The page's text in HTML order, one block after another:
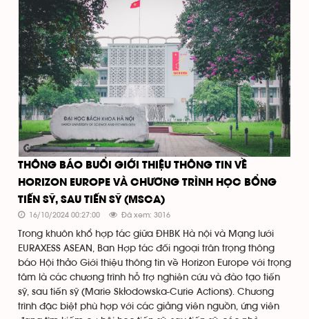
THÔNG BÁO BUỔI GIỚI THIỆU THÔNG TIN VỀ
HORIZON EUROPE VÀ CHƯƠNG TRÌNH HỌC BỔNG
TIẾN SỸ, SAU TIẾN SỸ (MSCA)
16/10/2024 00:27:00 Đã xem: 3016
Trong khuôn khổ hợp tác giữa ĐHBK Hà nội và Mạng lưới
EURAXESS ASEAN, Ban Hợp tác đối ngoại trân trọng thông
báo Hội thảo Giới thiệu thông tin về Horizon Europe với trọng
tâm là các chương trình hỗ trợ nghiên cứu và đào tạo tiến
sỹ, sau tiến sỹ (Marie Skłodowska-Curie Actions). Chương
trình đặc biệt phù hợp với các giảng viên nguồn, ứng viên